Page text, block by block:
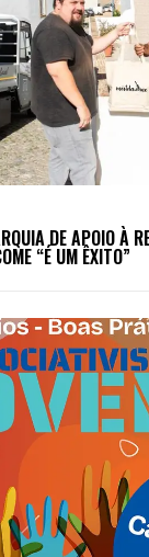
DE APOIO À
“É UM ÊXITO”